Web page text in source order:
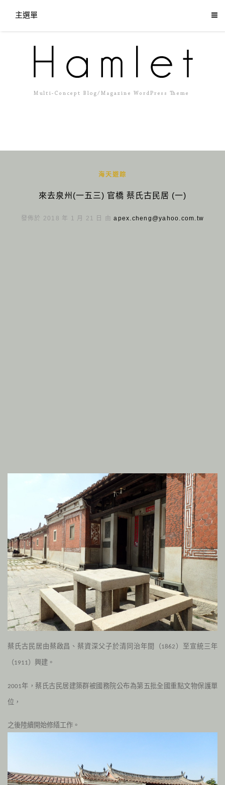
主選單
海天遊踪
來去泉州(一五三) 官橋 蔡氏古民居 (一)
發佈於 2018 年 1 月 21 日 由apex.cheng@yahoo.com.tw
蔡氏古民居由蔡啟昌、蔡資深父子於清同治年間（1862 ）至宣統三年
（1911 ）興建。
2001年，蔡氏古民居建築群被國務院公布為第五批全國重點文物保護單
位，
之後陸續開始修繕工作。